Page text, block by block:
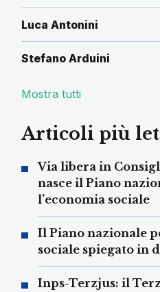
Luca Antonini
Stefano Arduini
Mostra tutti
Articoli più
Via libera in
nasce il Piano
l’economia sociale
Il Piano nazionale
sociale spiegato in
Inps-Terzjus: il